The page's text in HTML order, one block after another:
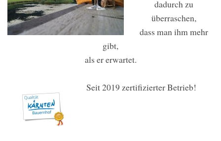
dadurch zu
überraschen,
dass man ihm mehr
gibt,
als er erwartet.
Seit 2019 zertifizierter Betrieb!